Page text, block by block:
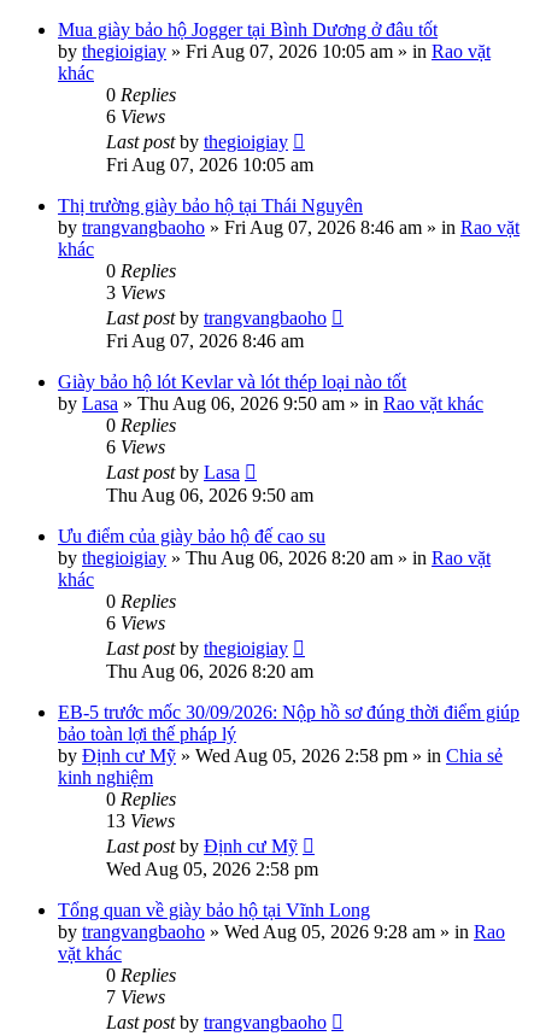
Mua giày bảo hộ Jogger tại Bình Dương ở đâu tốt
by thegioigiay » Fri Aug 07, 2026 10:05 am » in Rao vặt
khác
0 Replies
6 Views
Last postby thegioigiay
Fri Aug 07, 2026 10:05 am
Thị trường giày bảo hộ tại Thái Nguyên
by trangvangbaoho » Fri Aug 07, 2026 8:46 am » in Rao vặt
khác
0 Replies
3 Views
Last postby trangvangbaoho
Fri Aug 07, 2026 8:46 am
Giày bảo hộ lót Kevlar và lót thép loại nào tốt
by Lasa » Thu Aug 06, 2026 9:50 am » in Rao vặt khác
0 Replies
6 Views
Last postby Lasa
Thu Aug 06, 2026 9:50 am
Ưu điểm của giày bảo hộ đế cao su
by thegioigiay » Thu Aug 06, 2026 8:20 am » in Rao vặt
khác
0 Replies
6 Views
Last postby thegioigiay
Thu Aug 06, 2026 8:20 am
EB-5 trước mốc 30/09/2026: Nộp hồ sơ đúng thời điểm giúp
bảo toàn lợi thế pháp lý
by Định cư Mỹ » Wed Aug 05, 2026 2:58 pm » in Chia sẻ
kinh nghiệm
0 Replies
13 Views
Last postby Định cư Mỹ
Wed Aug 05, 2026 2:58 pm
Tổng quan về giày bảo hộ tại Vĩnh Long
by trangvangbaoho » Wed Aug 05, 2026 9:28 am » in Rao
vặt khác
0 Replies
7 Views
Last postby trangvangbaoho